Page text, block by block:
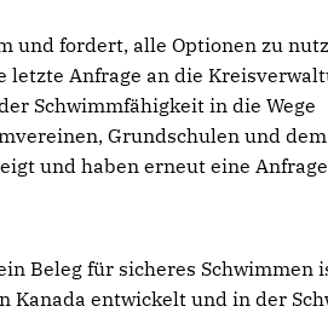
und fordert, alle Optionen zu
letzte Anfrage an die
Schwimmfähigkeit in die Wege
Grundschulen und dem
und haben erneut eine Anfrage
Beleg für sicheres Schwimmen
Kanada entwickelt und in der